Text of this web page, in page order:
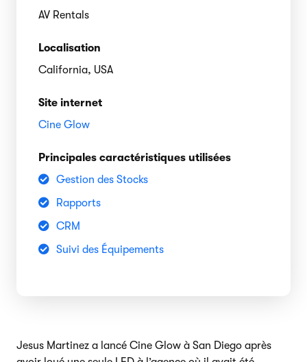
AV Rentals
Localisation
California, USA
Site internet
Cine Glow
Principales caractéristiques utilisées
Gestion des Stocks
Rapports
CRM
Suivi des Équipements
Jesus Martinez a lancé Cine Glow à San Diego après